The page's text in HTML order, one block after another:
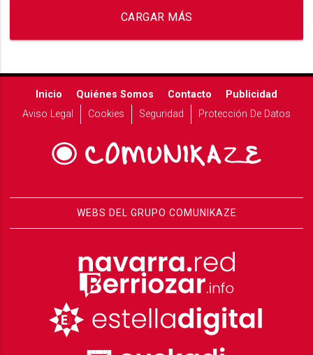
CARGAR MÁS
Inicio Quiénes Somos Contacto
Publicidad
Aviso Legal
Cookies Seguridad Protección De Datos
WEBS DEL GRUPO COMUNIKAZE